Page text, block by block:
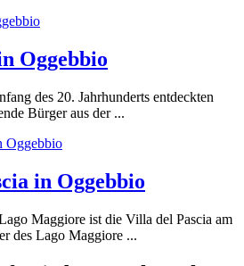
Oggebbio
des 20. Jahrhunderts entdeckten
Bürger aus der ...
in Oggebbio
Maggiore ist die Villa del Pascia am
des Lago Maggiore ...